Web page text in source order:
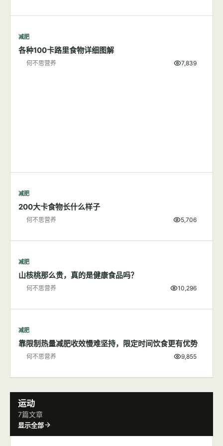
减肥
各种100卡路里食物详细图解
何不思营养 7,839
减肥
200大卡食物长什么样子
何不思营养 5,706
减肥
山核桃那么贵，真的是健康食品吗？
何不思营养 10,296
减肥
靠限制热量减肥收效慢难坚持，限定时间饮食更有优势
何不思营养 9,855
运动
7篇文章
显示全部